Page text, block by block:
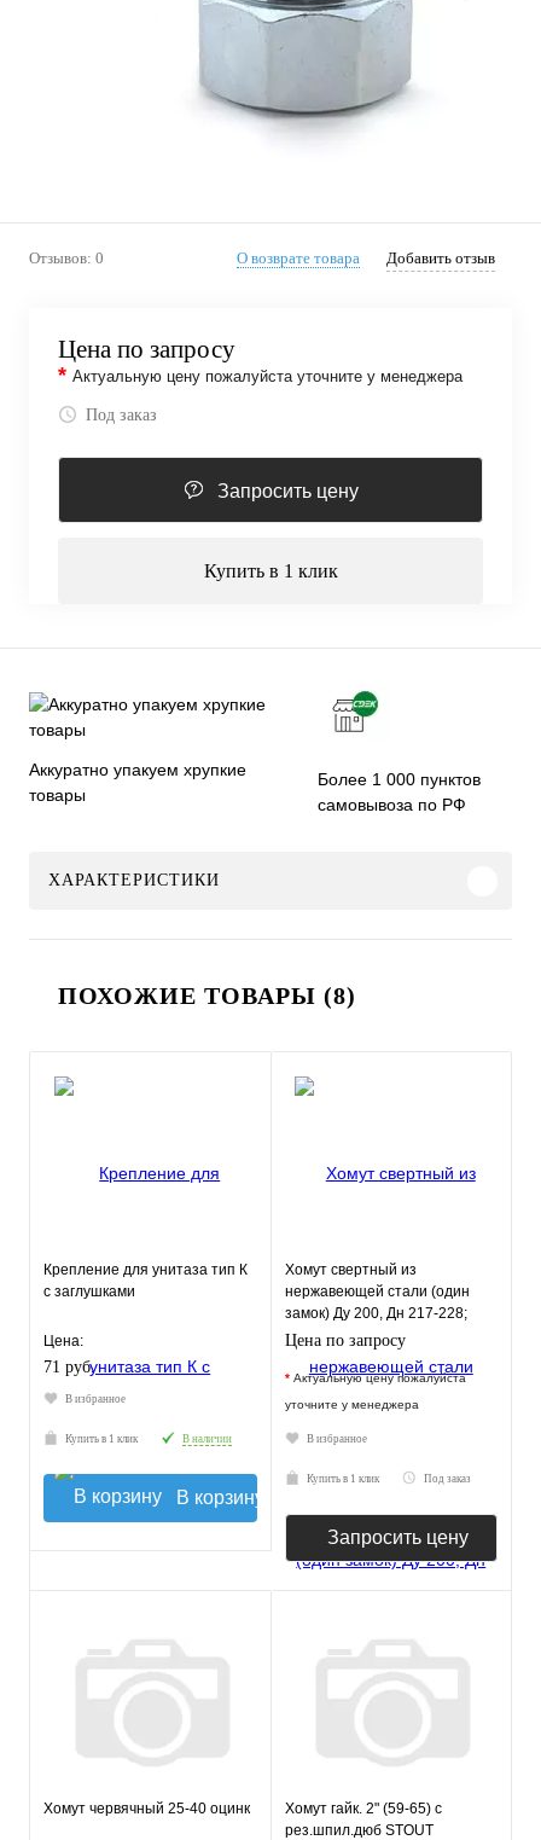
Отзывов: 0 О возврате товара Добавить отзыв
Цена по запросу
* Актуальную цену пожалуйста уточните у менеджера
Под заказ
Запросить цену
Купить в 1 клик
Аккуратно упакуем хрупкие
товары
Более 1 000 пунктов
самовывоза по РФ
ХАРАКТЕРИСТИКИ
ПОХОЖИЕ ТОВАРЫ (8)
Крепление для унитаза тип К
с заглушками
Цена:
71 руб.
В избранное
Купить в 1 клик В наличии
В корзину
Хомут свертный из
нержавеющей стали (один
замок) Ду 200, Дн 217-228;
шир. 250 арт. 18305
Цена по запросу
* Актуальную цену пожалуйста
уточните у менеджера
В избранное
Купить в 1 клик Под заказ
Запросить цену
Хомут червячный 25-40 оцинк
Хомут гайк. 2" (59-65) с
рез.шпил.дюб STOUT